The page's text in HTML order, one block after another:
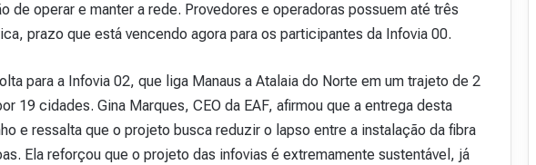
de operar e manter a rede. Provedores e operadoras possuem até três
prazo que está vencendo agora para os participantes da Infovia 00.
para a Infovia 02, que liga Manaus a Atalaia do Norte em um trajeto de 2
19 cidades. Gina Marques, CEO da EAF, afirmou que a entrega desta
e ressalta que o projeto busca reduzir o lapso entre a instalação da fibra
Ela reforçou que o projeto das infovias é extremamente sustentável, já